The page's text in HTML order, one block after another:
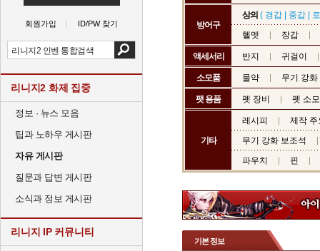
회원가입 ID/PW 찾기
리니지2 화제 집중
정보 · 뉴스 모음
팁과 노하우 게시판
자유 게시판
질문과 답변 게시판
소식과 정보 게시판
리니지 IP 커뮤니티
방어구
상의 ( 경갑 중갑
헬멧
장갑
액세서리 반지 귀걸이
소모품 물약 무기 강
팻 용품 펫 장비 펫 소
기타
레시피
제작 주
무기 강화 보조석
파우치
핀
기본 정보